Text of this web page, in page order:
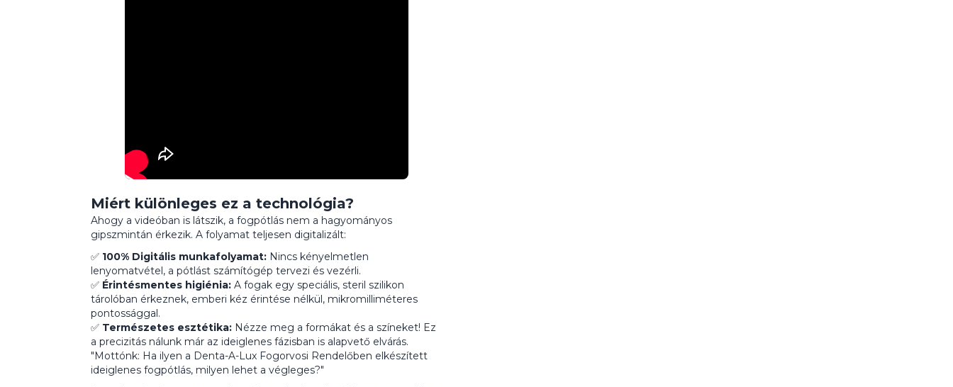
Miért különleges ez a technológia?
Ahogy a videóban is látszik, a fogpótlás nem a hagyományos
gipszmintán érkezik. A folyamat teljesen digitalizált:
✅ 100% Digitális munkafolyamat: Nincs kényelmetlen
lenyomatvétel, a pótlást számítógép tervezi és vezérli.
✅ Érintésmentes higiénia: A fogak egy speciális, steril szilikon
tárolóban érkeznek, emberi kéz érintése nélkül, mikromilliméteres
pontossággal.
✅ Természetes esztétika: Nézze meg a formákat és a színeket! Ez
a precizitás nálunk már az ideiglenes fázisban is alapvető elvárás.
"Mottónk: Ha ilyen a Denta-A-Lux Fogorvosi Rendelőben elkészített
ideiglenes fogpótlás, milyen lehet a végleges?"